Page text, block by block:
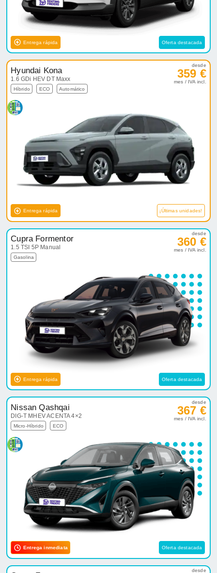
Entrega rápida Oferta destacada
Hyundai Kona
1.6 GDi HEV DT Maxx
Híbrido ECO Automático
desde
359 €
mes / IVA incl.
Entrega rápida ¡Últimas unidades!
Cupra Formentor
1.5 TSI 5P Manual
Gasolina
desde
360 €
mes / IVA incl.
Entrega rápida Oferta destacada
Nissan Qashqai
DIG-T MHEV ACENTA 4×2
Micro-Híbrido ECO
desde
367 €
mes / IVA incl.
Entrega inmediata Oferta destacada
desde